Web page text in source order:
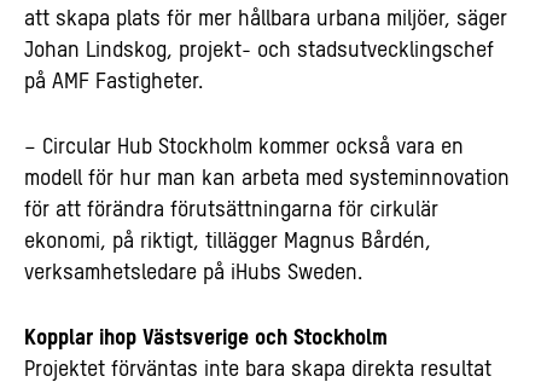
att skapa plats för mer hållbara urbana miljöer, säger
Johan Lindskog, projekt- och stadsutvecklingschef
på AMF Fastigheter.
– Circular Hub Stockholm kommer också vara en
modell för hur man kan arbeta med systeminnovation
för att förändra förutsättningarna för cirkulär
ekonomi, på riktigt, tillägger Magnus Bårdén,
verksamhetsledare på iHubs Sweden.
Kopplar ihop Västsverige och Stockholm
Projektet förväntas inte bara skapa direkta resultat